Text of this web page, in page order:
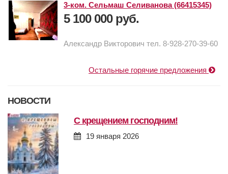
3-ком. Сельмаш Селиванова (66415345)
5 100 000 руб.
Александр Викторович тел. 8-928-270-39-60
Остальные горячие предложения
НОВОСТИ
с крещением господним!
19 января 2026